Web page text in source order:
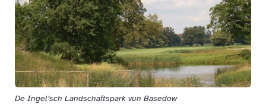
De Ingel’sch Landschaftspark vun Basedow